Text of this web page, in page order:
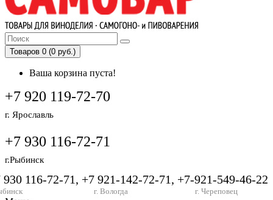
Товаров 0 (0 руб.)
Ваша корзина пуста!
+7 920 119-72-70
г. Ярославль
+7 930 116-72-71
г.Рыбинск
116-72-71, +7 921-142-72-71, +7-921-549-46-22
г. Вологда г. Череповец